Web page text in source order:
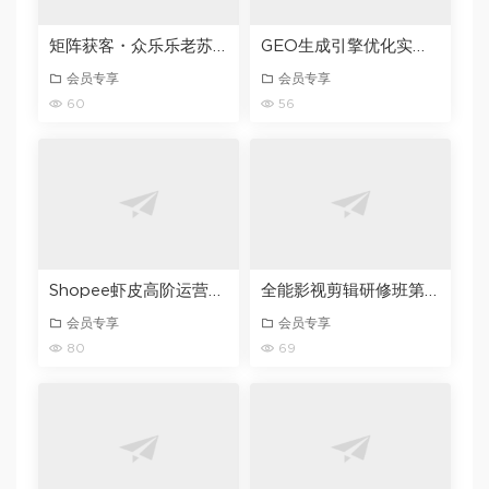
矩阵获客・众乐乐老苏・6月26-28号线下课，14小时录音+字幕+课件资料，完整保姆级矩阵实操手法与案例拆解，全程干货
会员专享
60
GEO生成引擎优化实战课，从入门到精通，破解AI时代的流量与品牌密码
会员专享
56
Shopee虾皮高阶运营精英特训营，高阶运营技巧+流量提升+转化率优化，助你业绩翻倍（更新26年7月）
会员专享
80
全能影视剪辑研修班第1期｜PR/FCPX/达芬奇三软件全覆盖・剪辑思维・商业实战・调色包装全链路系统课
会员专享
69